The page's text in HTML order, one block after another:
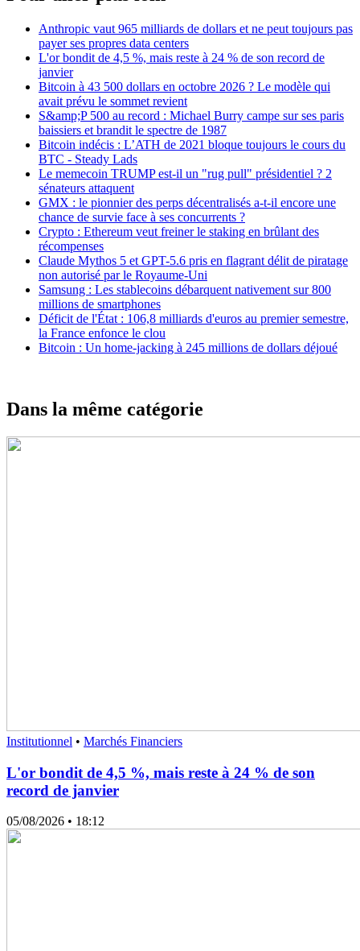
Anthropic vaut 965 milliards de dollars et ne peut toujours pas
payer ses propres data centers
L'or bondit de 4,5 %, mais reste à 24 % de son record de
janvier
Bitcoin à 43 500 dollars en octobre 2026 ? Le modèle qui
avait prévu le sommet revient
S&amp;P 500 au record : Michael Burry campe sur ses paris
baissiers et brandit le spectre de 1987
Bitcoin indécis : L’ATH de 2021 bloque toujours le cours du
BTC - Steady Lads
Le memecoin TRUMP est-il un "rug pull" présidentiel ? 2
sénateurs attaquent
GMX : le pionnier des perps décentralisés a-t-il encore une
chance de survie face à ses concurrents ?
Crypto : Ethereum veut freiner le staking en brûlant des
récompenses
Claude Mythos 5 et GPT-5.6 pris en flagrant délit de piratage
non autorisé par le Royaume-Uni
Samsung : Les stablecoins débarquent nativement sur 800
millions de smartphones
Déficit de l'État : 106,8 milliards d'euros au premier semestre,
la France enfonce le clou
Bitcoin : Un home-jacking à 245 millions de dollars déjoué
Dans la même catégorie
Institutionnel • Marchés Financiers
L'or bondit de 4,5 %, mais reste à 24 % de son
record de janvier
05/08/2026 • 18:12